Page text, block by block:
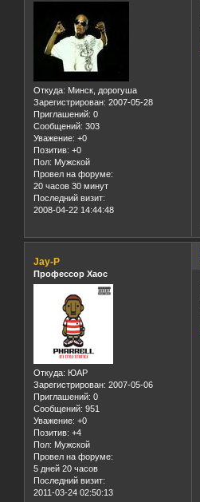
Откуда: Минск, дорогуша
Зарегистрирован: 2007-05-28
Приглашений: 0
Сообщений: 303
Уважение: +0
Позитив: +0
Пол: Мужской
Провел на форуме:
20 часов 30 минут
Последний визит:
2008-04-22 14:44:48
Jay-P
Профессор Хаос
Откуда: ЮАР
Зарегистрирован: 2007-05-06
Приглашений: 0
Сообщений: 951
Уважение: +0
Позитив: +4
Пол: Мужской
Провел на форуме:
5 дней 20 часов
Последний визит:
2011-03-24 02:50:13